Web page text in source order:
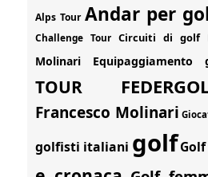
Alps Tour Andar per
Challenge Tour Circuiti di golf
Molinari
Equipaggiamento
TOUR
Francesco Molinari
golfisti italiani golf